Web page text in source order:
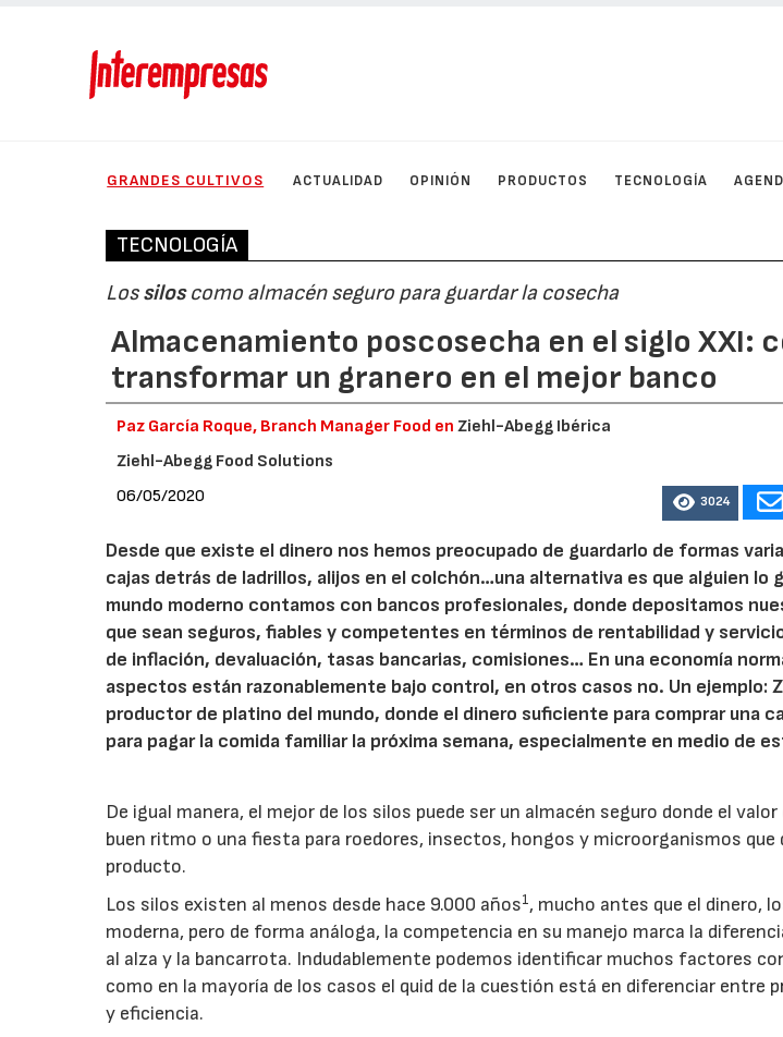
GRANDES CULTIVOS ACTUALIDAD OPINIÓN PRODUCTOS TECNOLOGÍA
TECNOLOGÍA
Lossiloscomo almacén seguro para guardar la cosecha
Almacenamiento poscosecha en el siglo XXI:
transformar un granero en el mejor banco
Paz García Roque, Branch Manager Food enZiehl-Abegg Ibérica
Ziehl-Abegg Food Solutions
06/05/2020
3024
Desde que existe el dinero nos hemos preocupado de guardarlo de formas
cajas detrás de ladrillos, alijos en el colchón…una alternativa es que alguien lo
mundo moderno contamos con bancos profesionales, donde depositamos
que sean seguros, fiables y competentes en términos de rentabilidad y
de inflación, devaluación, tasas bancarias, comisiones… En una economía
aspectos están razonablemente bajo control, en otros casos no. Un ejemplo:
productor de platino del mundo, donde el dinero suficiente para comprar una
para pagar la comida familiar la próxima semana, especialmente en medio de
De igual manera, el mejor de los silos puede ser un almacén seguro donde el
buen ritmo o una fiesta para roedores, insectos, hongos y microorganismos que
producto.
Los silos existen al menos desde hace 9.000 años1, mucho antes que el dinero,
moderna, pero de forma análoga, la competencia en su manejo marca la
al alza y la bancarrota. Indudablemente podemos identificar muchos factores
como en la mayoría de los casos el quid de la cuestión está en diferenciar entre
y eficiencia.